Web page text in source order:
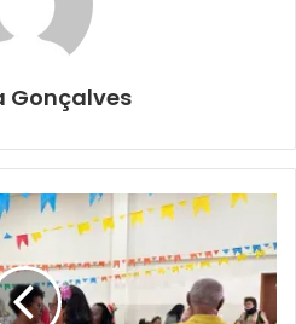
em 2019. Vinculado à
é responsável por
e de parcerias
detalhados quais são os
para elaboração dos
iniciativa privada.
Gonçalves